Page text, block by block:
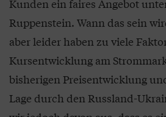
Kunden ein faires Angebot
Ruppenstein. Wann das sein
aber leider haben zu viele
Kursentwicklung am
bisherigen Preisentwicklung
Lage durch den Russland-